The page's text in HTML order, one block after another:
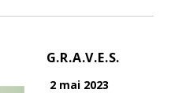
G.R.A.V.E.S.
2 mai 2023